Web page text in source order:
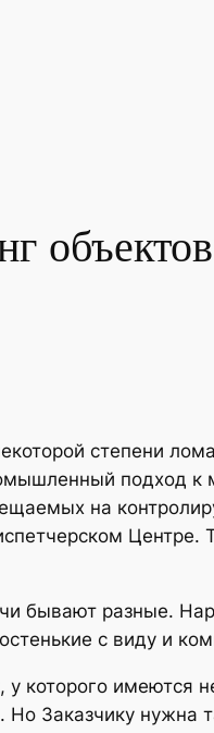
степени
подход к
на
бывают разные.
с виду и
которого имеются
Заказчику нужна